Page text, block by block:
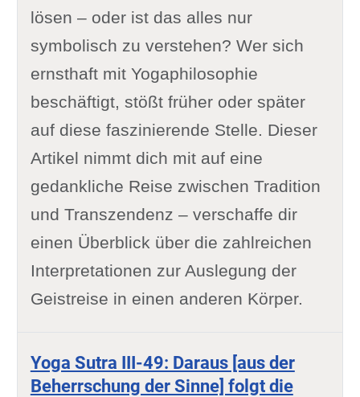
lösen – oder ist das alles nur
symbolisch zu verstehen? Wer sich
ernsthaft mit Yogaphilosophie
beschäftigt, stößt früher oder später
auf diese faszinierende Stelle. Dieser
Artikel nimmt dich mit auf eine
gedankliche Reise zwischen Tradition
und Transzendenz – verschaffe dir
einen Überblick über die zahlreichen
Interpretationen zur Auslegung der
Geistreise in einen anderen Körper.
Yoga Sutra III-49: Daraus [aus der
Beherrschung der Sinne] folgt die